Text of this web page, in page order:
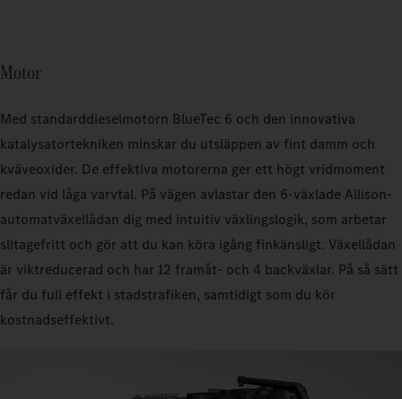
Motor
Med standarddieselmotorn BlueTec 6 och den innovativa
katalysatortekniken minskar du utsläppen av fint damm och
kväveoxider. De effektiva motorerna ger ett högt vridmoment
redan vid låga varvtal. På vägen avlastar den 6-växlade Allison-
automatväxellådan dig med intuitiv växlingslogik, som arbetar
slitagefritt och gör att du kan köra igång finkänsligt. Växellådan
är viktreducerad och har 12 framåt- och 4 backväxlar. På så sätt
får du full effekt i stadstrafiken, samtidigt som du kör
kostnadseffektivt.